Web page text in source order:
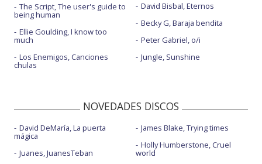
The Script, The user's guide to
being human
Ellie Goulding, I know too
much
Los Enemigos, Canciones
chulas
David Bisbal, Eternos
Becky G, Baraja bendita
Peter Gabriel, o/i
Jungle, Sunshine
NOVEDADES DISCOS
David DeMaría, La puerta
mágica
Juanes, JuanesTeban
James Blake, Trying times
Holly Humberstone, Cruel
world